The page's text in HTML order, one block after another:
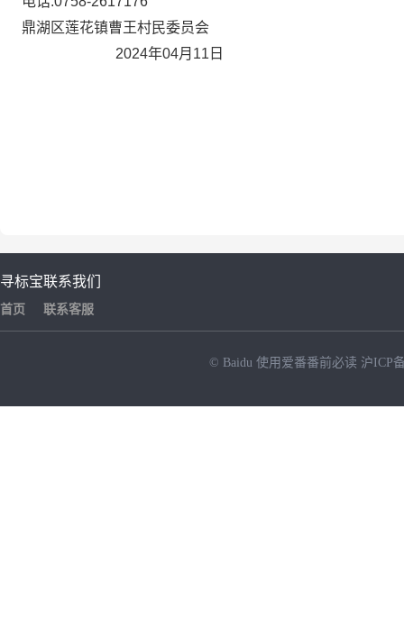
鼎湖区莲花镇曹王村民委员会
2024年04月 11 日
寻标宝
首页
联系我们
联系客服
© Baidu 使用爱番番前必读 沪ICP